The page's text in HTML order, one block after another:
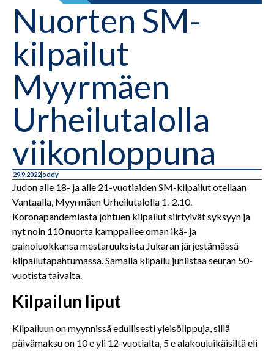
Nuorten SM-
kilpailut
Myyrmäen
Urheilutalolla
viikonloppuna
29.9.2022oddy
Judon alle 18- ja alle 21-vuotiaiden SM-kilpailut otellaan
Vantaalla, Myyrmäen Urheilutalolla 1.-2.10.
Koronapandemiasta johtuen kilpailut siirtyivät syksyyn ja
nyt noin 110 nuorta kamppailee oman ikä- ja
painoluokkansa mestaruuksista Jukaran järjestämässä
kilpailutapahtumassa. Samalla kilpailu juhlistaa seuran 50-
vuotista taivalta.
Kilpailun liput
Kilpailuun on myynnissä edullisesti yleisölippuja, sillä
päivämaksu on 10 e yli 12-vuotialta, 5 e alakouluikäisiltä eli